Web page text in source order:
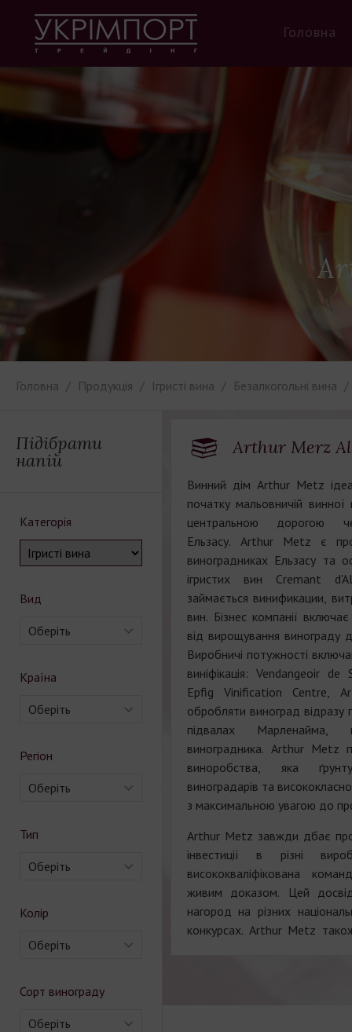
Головна
Головна Продукція Ігристі вина Безалкогольні вина
Підібрати
напій
Категорія
Вид
Оберіть
Країна
Оберіть
Регіон
Оберіть
Тип
Оберіть
Колір
Оберіть
Сорт винограду
Оберіть
Arthur Merz
Винний дім Arthur Metz
початку мальовничій винної
центральною дорогою
Ельзасу. Arthur Metz є
виноградниках Ельзасу та
ігристих вин Cremant
займається винификации,
вин. Бізнес компанії
від вирощування винограду
Виробничі потужності
виніфікація: Vendangeoir
Epfig Vinification Centre,
обробляти виноград відразу
підвалах
виноградника. Arthur Metz
виноробства, яка
виноградарів та
з максимальною увагою до
Arthur Metz завжди дбає про
інвестиції в різні
висококваліфікована
живим доказом. Цей
нагород на різних
конкурсах. Arthur Metz